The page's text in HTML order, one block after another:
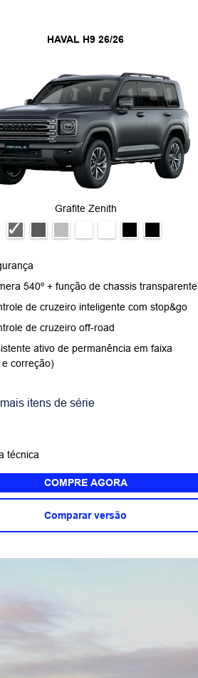
HAVAL H9 26/26
Grafite Zenith
540º + função de chassis transparente
de cruzeiro inteligente com stop&go
de cruzeiro off-road
ativo de permanência em faixa
correção)
itens de série
técnica
COMPRE AGORA
Comparar versão